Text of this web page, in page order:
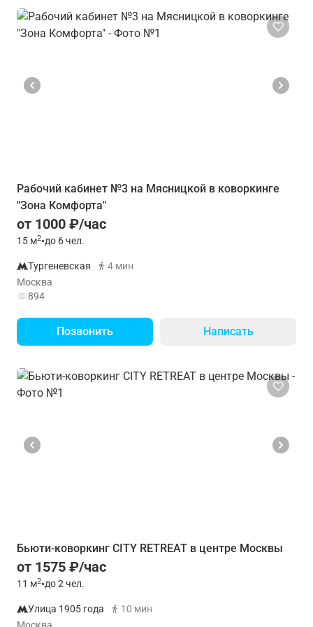
Рабочий кабинет №3 на Мясницкой в коворкинге
"Зона Комфорта"
от 1000 ₽/час
15 м2•до 6 чел.
Тургеневская
4 мин
Москва
894
Позвонить Написать
Бьюти-коворкинг CITY RETREAT в центре Москвы
от 1575 ₽/час
11 м2•до 2 чел.
Улица 1905 года
10 мин